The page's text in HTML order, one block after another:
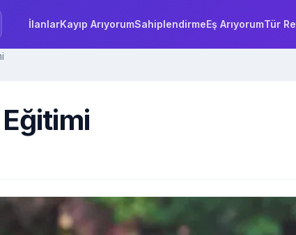
İlanlarKayıp ArıyorumSahiplendirmeEş ArıyorumTür